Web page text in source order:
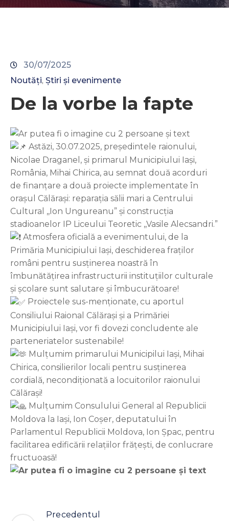
Contacte
30/07/2025
Noutăți‚ Știri și evenimente
De la vorbe la fapte
Astăzi, 30.07.2025, președintele raionului,
Nicolae Draganel, și primarul Municipiului Iași,
România, Mihai Chirica, au semnat două acorduri
de finanțare a două proiecte implementate în
orașul Călărași: reparația sălii mari a Centrului
Cultural ,,Ion Ungureanu” și construcția
stadioanelor IP Liceului Teoretic ,,Vasile Alecsandri.”
Atmosfera oficială a evenimentului, de la
Primăria Municipiului Iași, deschiderea fraților
români pentru susținerea noastră în
îmbunătățirea infrastructurii instituțiilor culturale
și școlare sunt salutare și îmbucurătoare!
Proiectele sus-menționate, cu aportul
Consiliului Raional Călărași și a Primăriei
Municipiului Iași, vor fi dovezi concludente ale
parteneriatelor sustenabile!
Mulțumim primarului Municipilui Iași, Mihai
Chirica, consilierilor locali pentru susținerea
cordială, necondiționată a locuitorilor raionului
Călărași!
Mulțumim Consulului General al Republicii
Moldova la Iași, Ion Coșer, deputatului în
Parlamentul Republicii Moldova, Ion Șpac, pentru
facilitarea edificării relațiilor frățești, de conlucrare
fructuoasă!
Precedentul